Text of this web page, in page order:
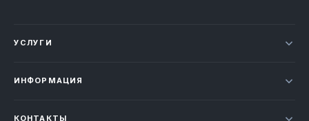
УСЛУГИ
ИНФОРМАЦИЯ
КОНТАКТЫ